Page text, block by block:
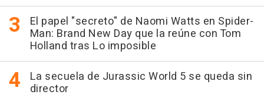
El papel "secreto" de Naomi Watts en Spider-
Man: Brand New Day que la reúne con Tom
Holland tras Lo imposible
La secuela de Jurassic World 5 se queda sin
director